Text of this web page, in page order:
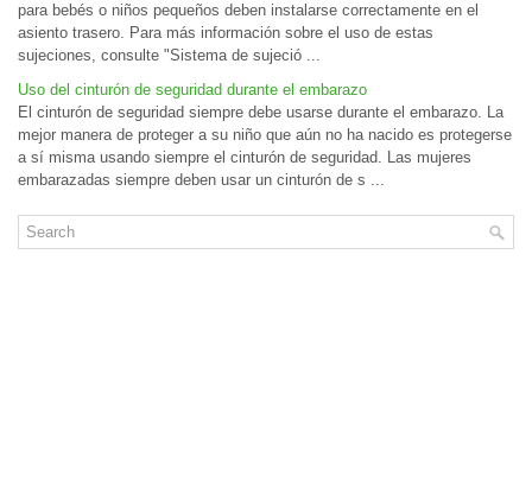
para bebés o niños pequeños deben instalarse correctamente en el
asiento trasero. Para más información sobre el uso de estas
sujeciones, consulte "Sistema de sujeció ...
Uso del cinturón de seguridad durante el embarazo
El cinturón de seguridad siempre debe usarse durante el embarazo. La
mejor manera de proteger a su niño que aún no ha nacido es protegerse
a sí misma usando siempre el cinturón de seguridad. Las mujeres
embarazadas siempre deben usar un cinturón de s ...